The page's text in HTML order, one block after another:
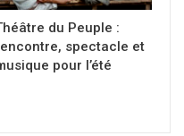
du Peuple :
spectacle et
pour l’été